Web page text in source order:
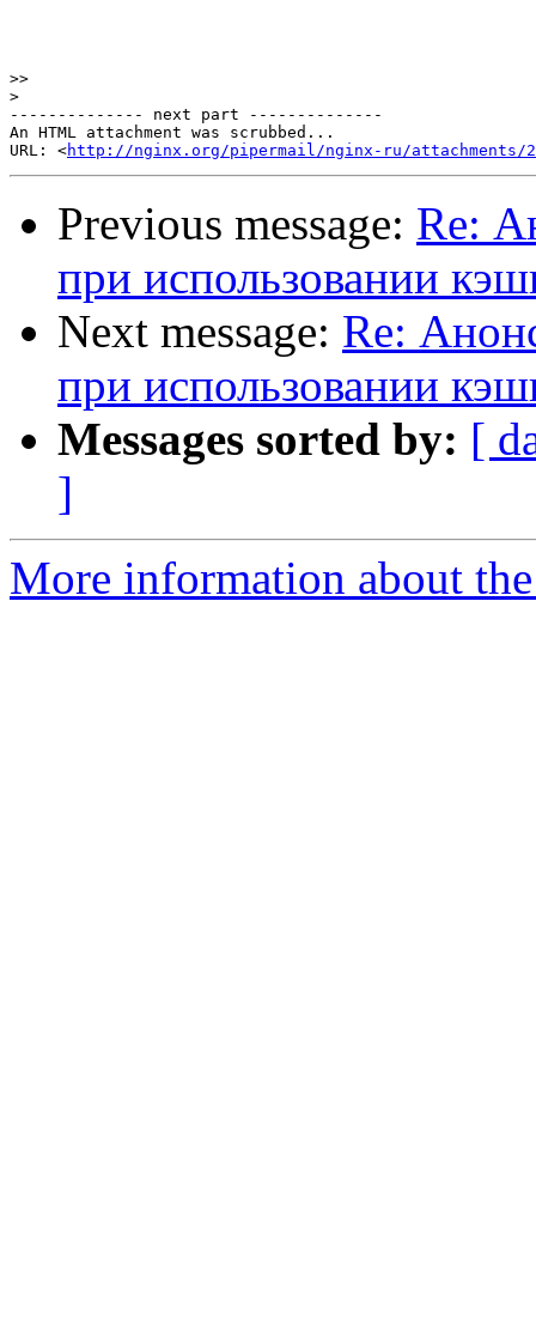
>>
>
-------------- next part --------------
An HTML attachment was scrubbed...
URL: <http://nginx.org/pipermail/nginx-ru/attachments/
Previous message: Re:
при использовании
Next message: Re:
при использовании
Messages sorted by: [
]
More information about